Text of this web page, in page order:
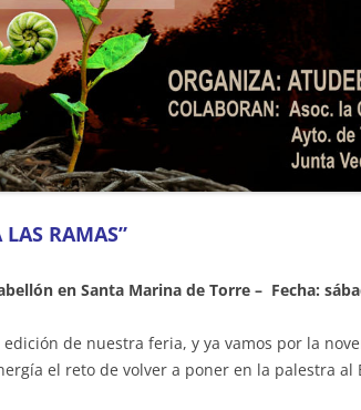
LAS RAMAS”
en Santa Marina de Torre – Fecha:
edición de nuestra feria, y ya vamos por la
el reto de volver a poner en la palestra al